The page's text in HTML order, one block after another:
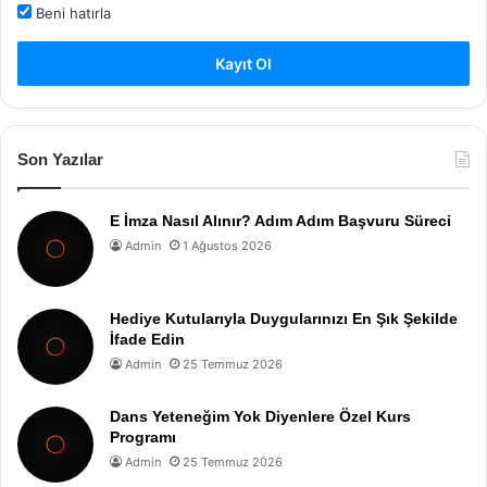
Beni hatırla
Kayıt Ol
Son Yazılar
E İmza Nasıl Alınır? Adım Adım Başvuru Süreci
Admin 1 Ağustos 2026
Hediye Kutularıyla Duygularınızı En Şık Şekilde
İfade Edin
Admin 25 Temmuz 2026
Dans Yeteneğim Yok Diyenlere Özel Kurs
Programı
Admin 25 Temmuz 2026